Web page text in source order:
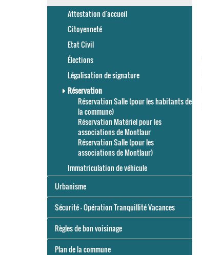
Attestation d'accueil
Citoyenneté
Etat Civil
Élections
Légalisation de signature
Réservation
Réservation Salle (pour les habitants de
la commune)
Réservation Matériel pour les
associations de Montlaur
Réservation Salle (pour les
associations de Montlaur)
Immatriculation de véhicule
Urbanisme
Sécurité - Opération Tranquillité Vacances
Règles de bon voisinage
Plan de la commune